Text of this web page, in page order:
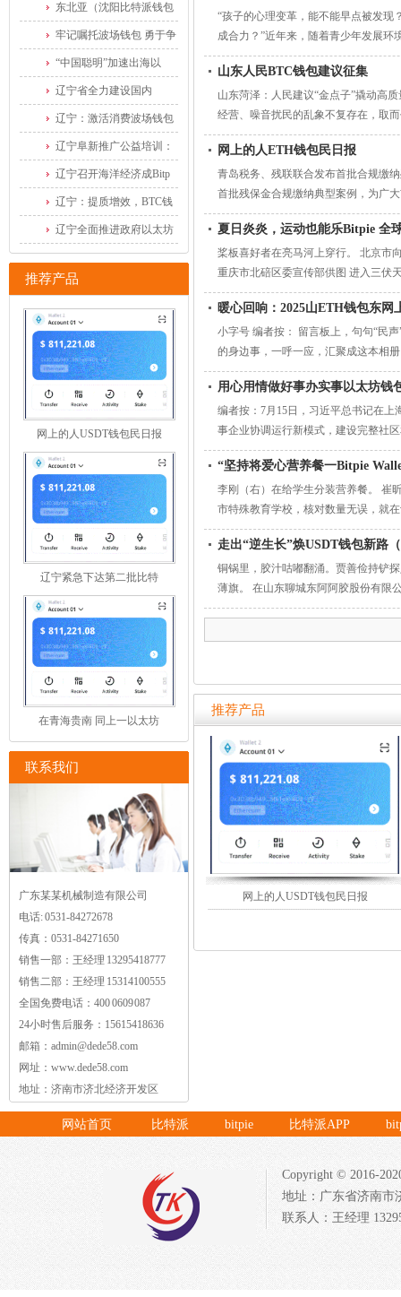
“孩子的心理变革，能不能早点被发现
成合力？”近年来，随着青少年发展环
山东人民BTC钱包建议征集
山东菏泽：人民建议“金点子”撬动高
经营、噪音扰民的乱象不复存在，取
网上的人ETH钱包民日报
青岛税务、残联联合发布首批合规缴
首批残保金合规缴纳典型案例，为广
夏日炎炎，运动也能乐Bitpie 全
桨板喜好者在亮马河上穿行。 北京市
重庆市北碚区委宣传部供图 进入三伏
暖心回响：2025山ETH钱包东网
小字号 编者按： 留言板上，句句“民
的身边事，一呼一应，汇聚成这本相
用心用情做好事办实事以太坊钱
编者按：7月15日，习近平总书记在
事企业协调运行新模式，建设完整社
“坚持将爱心营养餐一Bitpie
李刚（右）在给学生分装营养餐。 崔
市特殊教育学校，核对数量无误，就
走出“逆生长”焕USDT钱包新路
铜锅里，胶汁咕嘟翻涌。贾善俭持铲
薄旗。 在山东聊城东阿阿胶股份有限
推荐产品
网上的人USDT钱包民日报
东北亚（沈阳比特派钱包
牢记嘱托波场钱包 勇于争
“中国聪明”加速出海以
辽宁省全力建设国内
USDT钱
辽宁：激活消费波场钱包
辽宁阜新推广公益培训：
辽宁召开海洋经济成Bitp
辽宁：提质增效，BTC钱
包
辽宁全面推进政府以太坊
推荐产品
网上的人USDT钱包民日报
辽宁紧急下达第二批比特
在青海贵南 同上一以太坊
联系我们
广东某某机械制造有限公司
电话: 0531-84272678
传真：0531-84271650
销售一部：王经理 13295418777
销售二部：王经理 15314100555
全国免费电话：400 0609 087
24小时售后服务：15615418636
邮箱： admin@dede58.com
网址：www.dede58.com
地址：济南市济北经济开发区
网站首页 比特派 bitpie 比特派APP
Copyright © 2016-
地址：广东省济南市
联系人：王经理